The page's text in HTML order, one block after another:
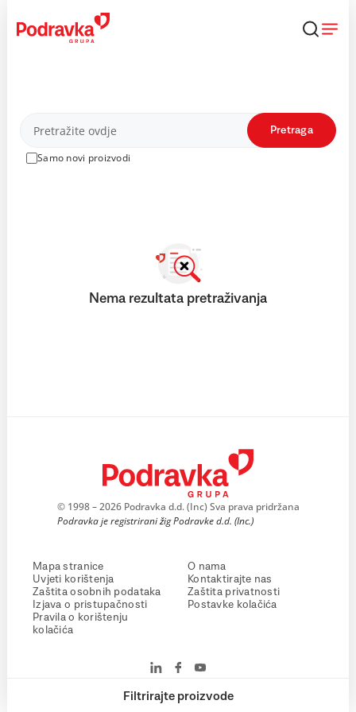
content
Proizvodi
Samo novi proizvodi
Pretraga
Filtrirajte proizvode
Nema rezultata pretraživanja
© 1998 – 2026 Podravka d.d. (Inc) Sva prava pridržana
Podravka je registrirani žig Podravke d.d. (Inc.)
Mapa stranice
Uvjeti korištenja
Zaštita osobnih podataka
Izjava o pristupačnosti
Pravila o korištenju
kolačića
O nama
Kontaktirajte nas
Zaštita privatnosti
Postavke kolačića